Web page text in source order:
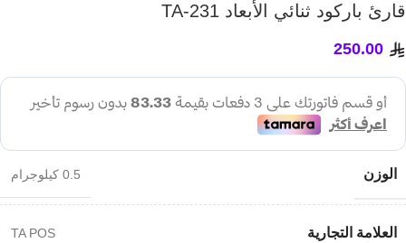
قارئ باركود ثنائي الأبعاد TA-231
250.00
الوزن 0.5 كيلوجرام
العلامة التجارية TA POS